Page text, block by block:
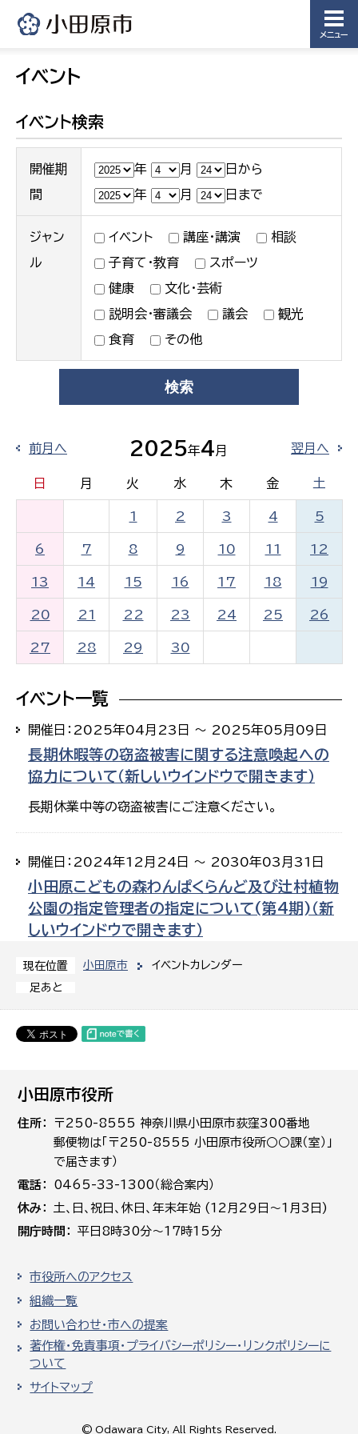
メニュー
現在位置 小田原市
イベントカレンダー
足あと
イベント
イベント検索
開催期
間
年 月
日から
年
月 日まで
ジャン
ル
イベント 講座・講演
相談
子育て・教育
スポーツ
健康
文化・芸術
説明会・審議会
議会
観光
食育
その他
前月へ 2025年4月 翌月へ
日 月 火 水 木 金 土
1 2 3 4 5
6 7 8 9 10 11 12
13 14 15 16 17 18 19
20 21 22 23 24 25 26
27 28 29 30
イベント一覧
開催日：2025年04月23日 ～ 2025年05月09日
長期休暇等の窃盗被害に関する注意喚起への
協力について（新しいウインドウで開きます）
長期休業中等の窃盗被害にご注意ください。
開催日：2024年12月24日 ～ 2030年03月31日
小田原こどもの森わんぱくらんど及び辻村植物
公園の指定管理者の指定について(第4期)（新
しいウインドウで開きます）
小田原市役所
住所
〒250-8555 神奈川県小田原市荻窪300番地
郵便物は「〒250-8555 小田原市役所○○課（室）」
で届きます）
電話
0465-33-1300（総合案内）
休み
土､日､祝日、休日、年末年始 (12月29日～1月3日)
開庁時間
平日8時30分～17時15分
市役所へのアクセス
組織一覧
お問い合わせ・市への提案
著作権・免責事項・プライバシーポリシー・リンクポリシーに
ついて
サイトマップ
© Odawara City, All Rights Reserved.